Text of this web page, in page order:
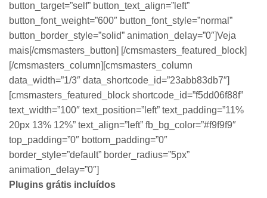
button_target=”self” button_text_align=”left”
button_font_weight=”600″ button_font_style=”normal”
button_border_style=”solid” animation_delay=”0″]Veja
mais[/cmsmasters_button] [/cmsmasters_featured_block]
[/cmsmasters_column][cmsmasters_column
data_width=”1/3″ data_shortcode_id=”23abb83db7″]
[cmsmasters_featured_block shortcode_id=”f5dd06f88f”
text_width=”100″ text_position=”left” text_padding=”11%
20px 13% 12%” text_align=”left” fb_bg_color=”#f9f9f9″
top_padding=”0″ bottom_padding=”0″
border_style=”default” border_radius=”5px”
animation_delay=”0″]
Plugins grátis incluídos